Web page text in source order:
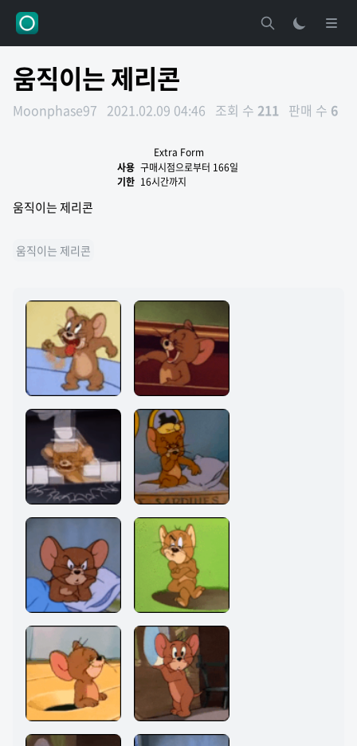
움직이는 제리콘
Moonphase97 2021.02.09 04:46 조회 수 211 판매 수 6
Extra Form
사용
기한
구매시점으로부터 166일
16시간까지
움직이는 제리콘
움직이는 제리콘